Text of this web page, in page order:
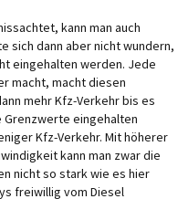
kann man auch
sich dann aber nicht wundern,
eingehalten werden. Jede
macht, macht diesen
mehr Kfz-Verkehr bis es
Grenzwerte eingehalten
Kfz-Verkehr. Mit höherer
kann man zwar die
nicht so stark wie es hier
freiwillig vom Diesel